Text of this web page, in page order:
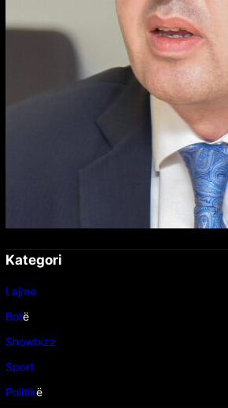
Kategori
Lajme
Botë
Showbizz
Sport
Politikë